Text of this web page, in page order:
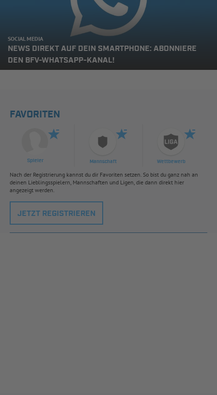
SOCIAL MEDIA
NEWS DIREKT AUF DEIN SMARTPHONE: ABONNIERE
DEN BFV-WHATSAPP-KANAL!
FAVORITEN
Spieler Mannschaft Wettbewerb
Nach der Registrierung kannst du dir Favoriten setzen. So bist du ganz nah an
deinen Lieblingsspielern, Mannschaften und Ligen, die dann direkt hier
angezeigt werden.
JETZT REGISTRIEREN